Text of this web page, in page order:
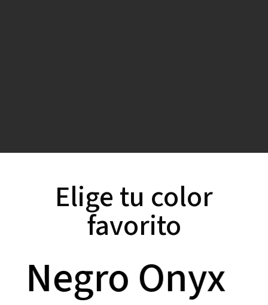
Elige tu color
favorito
Negro Onyx